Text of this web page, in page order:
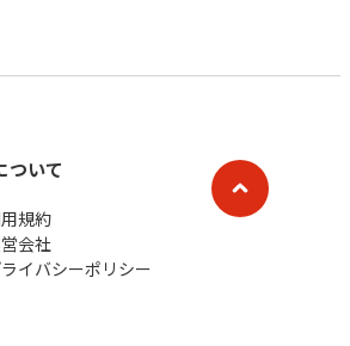
ついて
規約
会社
イバシーポリシー